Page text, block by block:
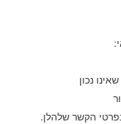
נכון
הקשר שלהלן.